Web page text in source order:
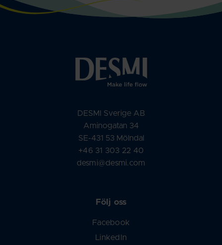
DESMI Sverige AB
Aminogatan 34
SE-431 53 Mölndal
+46 31 303 22 40
desmi@desmi.com
Följ oss
Facebook
LinkedIn